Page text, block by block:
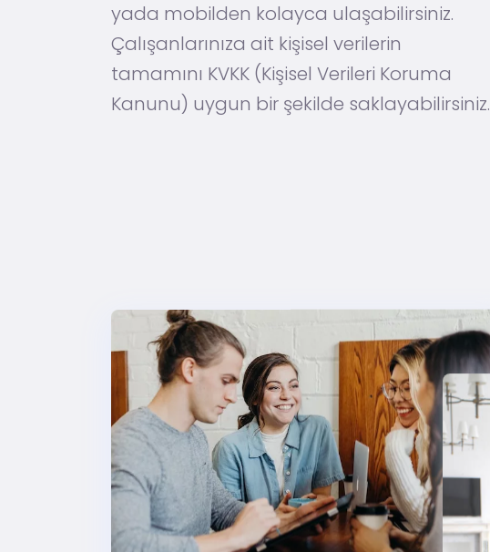
yada mobilden kolayca ulaşabilirsiniz.
Çalışanlarınıza ait kişisel verilerin
tamamını KVKK (Kişisel Verileri Koruma
Kanunu) uygun bir şekilde saklayabilirsiniz.